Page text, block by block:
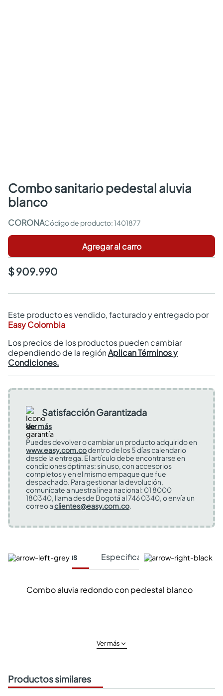
combo sanitario pedestal aluvia
blanco
CORONA :1401877
Agregar al carro
$ 909.990
Este producto es vendido, facturado y entregado por
Easy Colombia
Los precios de los productos pueden cambiar
dependiendo de la regiónAplican Términos y
Condiciones.
Satisfacción Garantizada
Ver más
Puedes devolver o cambiar un producto adquirido en
www.easy.com.codentro de los 5 días calendario
desde la entrega. El artículo debe encontrarse en
condiciones óptimas: sin uso, con accesorios
completos y en el mismo empaque que fue
despachado. Para gestionar la devolución,
comunícate a nuestra línea nacional: 01 8000
180340, llama desde Bogotá al 746 0340, o envía un
correo aclientes@easy.com.co.
Características Especificaciones Técnicas
Combo aluvia redondo con pedestal blanco
Ver más
Productos similares